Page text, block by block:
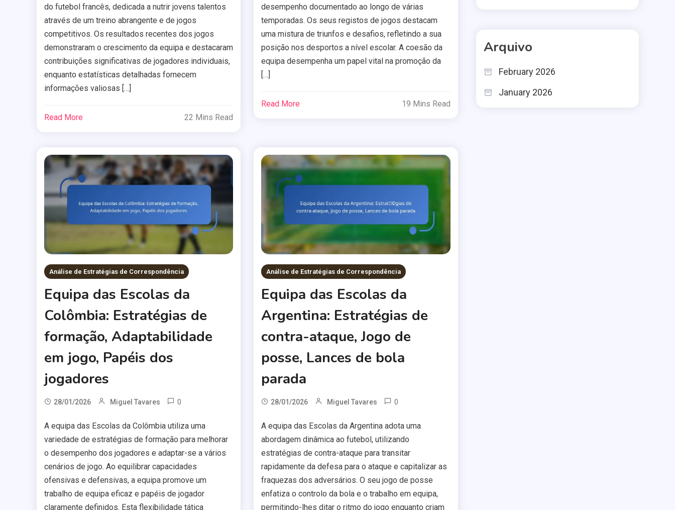
do futebol francês, dedicada a nutrir jovens talentos
através de um treino abrangente e de jogos
competitivos. Os resultados recentes dos jogos
demonstraram o crescimento da equipa e destacaram
contribuições significativas de jogadores individuais,
enquanto estatísticas detalhadas fornecem
informações valiosas […]
Read More 22 Mins Read
desempenho documentado ao longo de várias
temporadas. Os seus registos de jogos destacam
uma mistura de triunfos e desafios, refletindo a sua
posição nos desportos a nível escolar. A coesão da
equipa desempenha um papel vital na promoção da
[…]
Read More 19 Mins Read
Análise de Estratégias de Correspondência
Equipa das Escolas da
Colômbia: Estratégias de
formação, Adaptabilidade
em jogo, Papéis dos
jogadores
28/01/2026 Miguel Tavares 0
A equipa das Escolas da Colômbia utiliza uma
variedade de estratégias de formação para melhorar
o desempenho dos jogadores e adaptar-se a vários
cenários de jogo. Ao equilibrar capacidades
ofensivas e defensivas, a equipa promove um
trabalho de equipa eficaz e papéis de jogador
claramente definidos. Esta flexibilidade tática
Análise de Estratégias de Correspondência
Equipa das Escolas da
Argentina: Estratégias de
contra-ataque, Jogo de
posse, Lances de bola
parada
28/01/2026 Miguel Tavares 0
A equipa das Escolas da Argentina adota uma
abordagem dinâmica ao futebol, utilizando
estratégias de contra-ataque para transitar
rapidamente da defesa para o ataque e capitalizar as
fraquezas dos adversários. O seu jogo de posse
enfatiza o controlo da bola e o trabalho em equipa,
permitindo-lhes ditar o ritmo do jogo enquanto criam
Arquivo
February 2026
January 2026